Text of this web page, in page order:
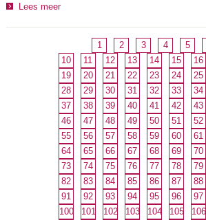
Lees meer
1 2 3 4 5
10
11 12 13 14 15 16
19
20 21 22 23 24 25
28
29 30 31 32 33 34
37
38 39 40 41 42 43
46
47 48 49 50 51 52
55
56 57 58 59 60 61
64
65 66 67 68 69 70
73
74 75 76 77 78 79
82
83 84 85 86 87 88
91
92 93 94 95 96 97
100
101 102 103 104 105 106